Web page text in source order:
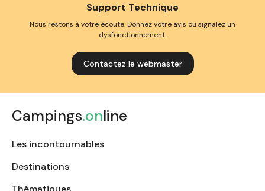
Support Technique
Nous restons à votre écoute. Donnez votre avis ou signalez un
dysfonctionnement.
Contactez le webmaster
Campings.online
Les incontournables
Destinations